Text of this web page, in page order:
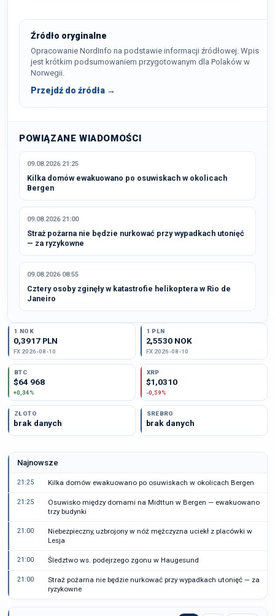
Źródło oryginalne
Opracowanie NordInfo na podstawie informacji źródłowej. Wpis
jest krótkim podsumowaniem przygotowanym dla Polaków w
Norwegii.
Przejdź do źródła →
POWIĄZANE WIADOMOŚCI
09.08.2026 21:25
Kilka domów ewakuowano po osuwiskach w okolicach
Bergen
09.08.2026 21:00
Straż pożarna nie będzie nurkować przy wypadkach utonięć
— za ryzykowne
09.08.2026 08:55
Cztery osoby zginęły w katastrofie helikoptera w Rio de
Janeiro
1 NOK
0,3917 PLN
FX 2026-08-10
1 PLN
2,5530 NOK
FX 2026-08-10
BTC
$64 968
+0,34%
XRP
$1,0310
-0,59%
ZŁOTO
brak danych
SREBRO
brak danych
Najnowsze
21:25 Kilka domów ewakuowano po osuwiskach w okolicach Bergen
21:25
Osuwisko między domami na Midttun w Bergen — ewakuowano
trzy budynki
21:00
Niebezpieczny, uzbrojony w nóż mężczyzna uciekł z placówki w
Lesja
21:00 Śledztwo ws. podejrzego zgonu w Haugesund
21:00
Straż pożarna nie będzie nurkować przy wypadkach utonięć — za
ryzykowne